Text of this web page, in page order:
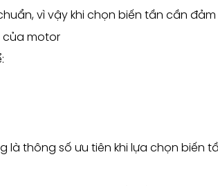
vì vậy khi chọn biến tần cần đảm
của motor
là thông số ưu tiên khi lựa chọn biến